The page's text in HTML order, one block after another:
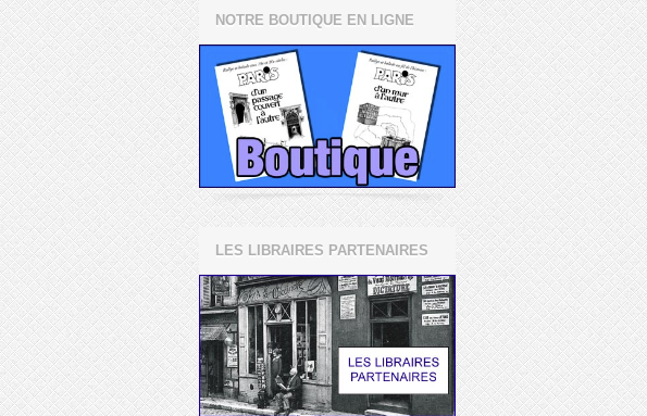
NOTRE BOUTIQUE EN LIGNE
LES LIBRAIRES PARTENAIRES